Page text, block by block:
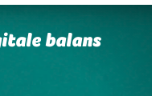
balans